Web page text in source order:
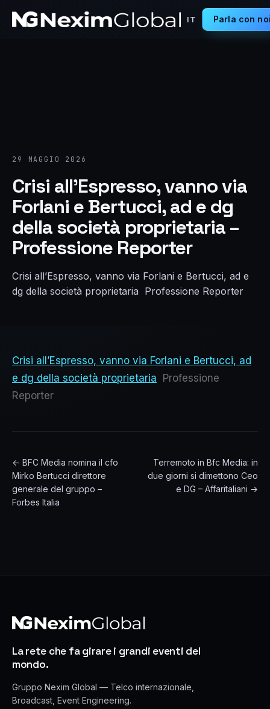
IT Parla con
29 MAGGIO 2026
Crisi all’Espresso, vanno via
Forlani e Bertucci, ad e dg
della società proprietaria –
Professione Reporter
Crisi all’Espresso, vanno via Forlani e Bertucci, ad e
dg della società proprietaria Professione Reporter
Crisi all’Espresso, vanno via Forlani e Bertucci, ad
e dg della società proprietaria
Professione
Reporter
← BFC Media nomina il cfo
Mirko Bertucci direttore
generale del gruppo –
Forbes Italia
Terremoto in Bfc Media: in
due giorni si dimettono Ceo
e DG – Affaritaliani →
La rete che fa girare i grandi eventi del
mondo.
Gruppo Nexim Global — Telco internazionale,
Broadcast, Event Engineering.